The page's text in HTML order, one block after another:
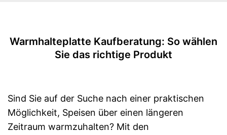
Warmhalteplatte Kaufberatung: So wählen
Sie das richtige Produkt
Sind Sie auf der Suche nach einer praktischen
Möglichkeit, Speisen über einen längeren
Zeitraum warmzuhalten? Mit den